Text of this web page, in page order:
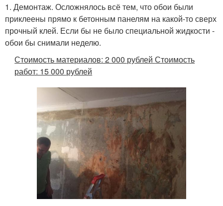
1. Демонтаж. Осложнялось всё тем, что обои были
приклеены прямо к бетонным панелям на какой-то сверх
прочный клей. Если бы не было специальной жидкости -
обои бы снимали неделю.
Стоимость материалов: 2 000 рублейСтоимость
работ: 15 000 рублей